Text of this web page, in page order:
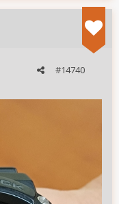
#14740